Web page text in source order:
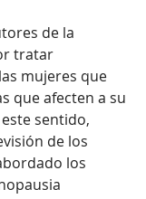
de la
tratar
mujeres que
que afecten a su
sentido,
de los
los